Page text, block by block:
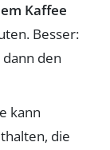
Kaffee
Besser:
den
kann
die